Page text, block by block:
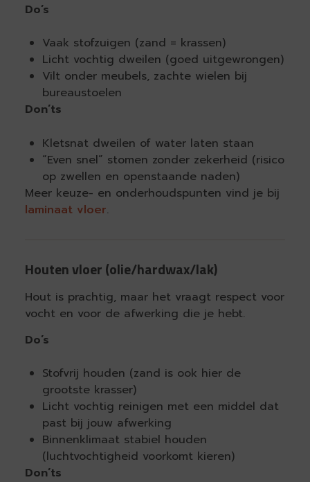
Do’s
Vaak stofzuigen (zand = krassen)
Licht vochtig dweilen (goed uitgewrongen)
Vilt onder meubels, zachte wielen bij
bureaustoelen
Don’ts
Kletsnat dweilen of water laten staan
“Even snel” stomen zonder zekerheid (risico
op zwellen en openstaande naden)
Meer keuze- en onderhoudspunten vind je bij
laminaat vloer.
Houten vloer (olie/hardwax/lak)
Hout is prachtig, maar het vraagt respect voor
vocht en voor de afwerking die je hebt.
Do’s
Stofvrij houden (zand is ook hier de
grootste krasser)
Licht vochtig reinigen met een middel dat
past bij jouw afwerking
Binnenklimaat stabiel houden
(luchtvochtigheid voorkomt kieren)
Don’ts